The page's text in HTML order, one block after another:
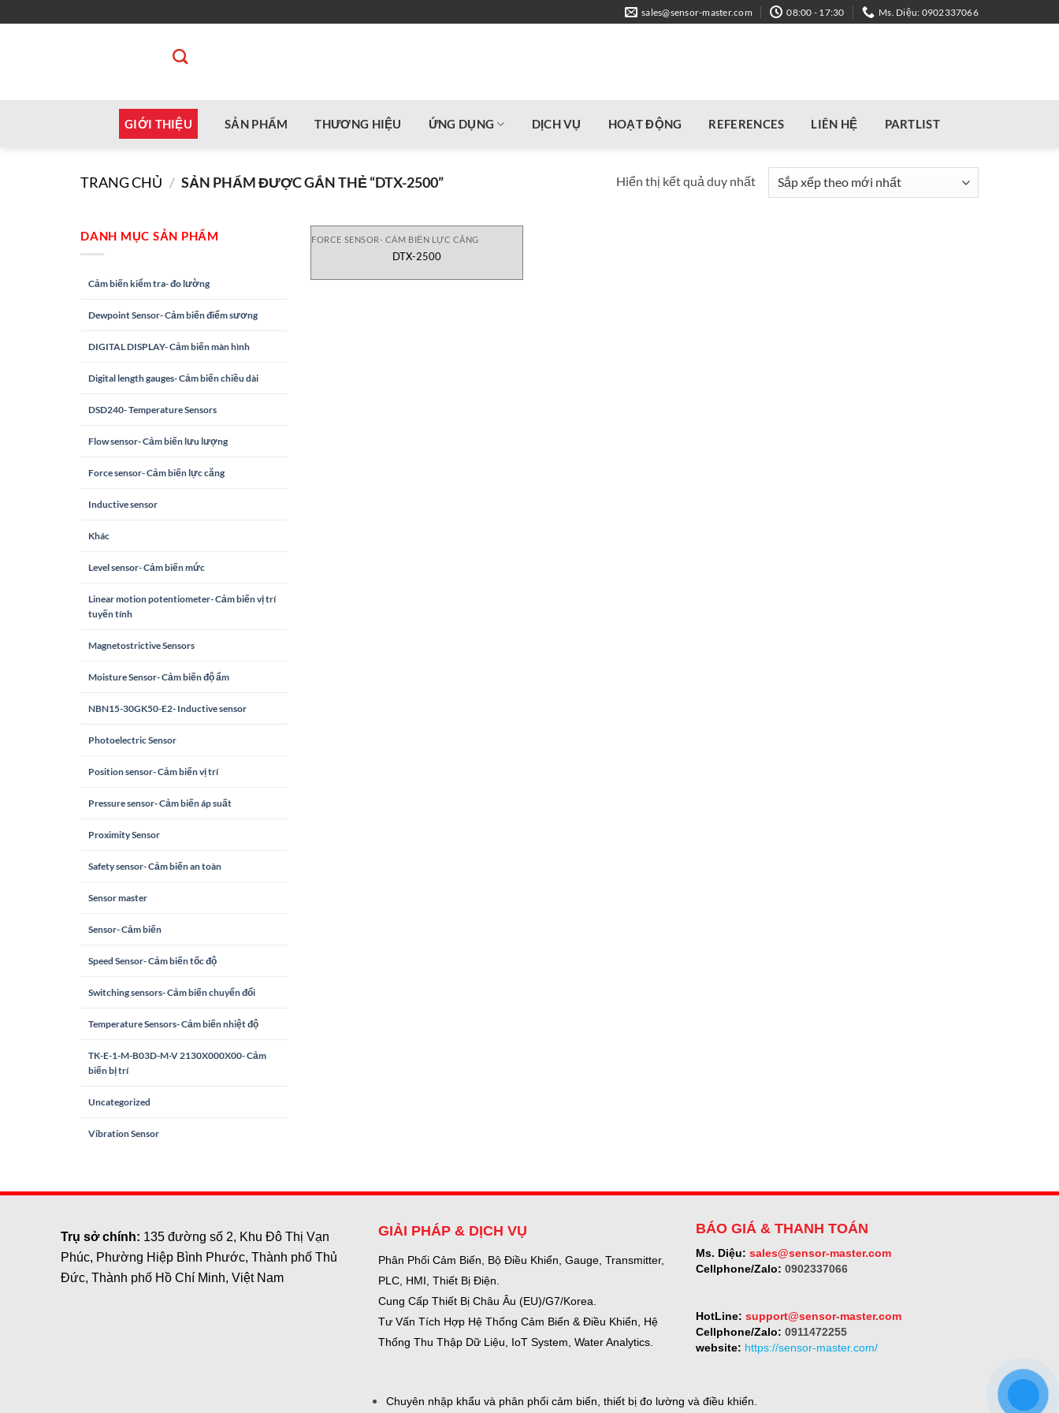
qua
sales@sensor-master.com 08:00 - 17:30 Ms. Diệu: 0902337066
GIỚI THIỆU SẢN PHẨM THƯƠNG HIỆU ỨNG DỤNG DỊCH VỤ HOẠT ĐỘNG REFERENCES LIÊN HỆ PARTLIST
TRANG CHỦ / SẢN PHẨM ĐƯỢC GẮN THẺ “DTX-2500” Hiển thị kết quả duy nhất
DANH MỤC SẢN PHẨM
Cảm biến kiểm tra- đo lường
Dewpoint Sensor- Cảm biến điểm sương
DIGITAL DISPLAY- Cảm biến màn hình
Digital length gauges- Cảm biến chiều dài
DSD240- Temperature Sensors
Flow sensor- Cảm biến lưu lượng
Force sensor- Cảm biến lực căng
Inductive sensor
Khác
Level sensor- Cảm biến mức
Linear motion potentiometer- Cảm biến vị trí
tuyến tính
Magnetostrictive Sensors
Moisture Sensor- Cảm biến độ ẩm
NBN15-30GK50-E2- Inductive sensor
Photoelectric Sensor
Position sensor- Cảm biến vị trí
Pressure sensor- Cảm biến áp suất
Proximity Sensor
Safety sensor- Cảm biến an toàn
Sensor master
Sensor- Cảm biến
Speed Sensor- Cảm biến tốc độ
Switching sensors- Cảm biến chuyển đổi
Temperature Sensors- Cảm biến nhiệt độ
TK-E-1-M-B03D-M-V 2130X000X00- Cảm
biến bị trí
Uncategorized
Vibration Sensor
FORCE SENSOR- CẢM BIẾN LỰC CĂNG
DTX-2500
Trụ sở chính: 135 đường số 2, Khu Đô Thị Vạn
Phúc, Phường Hiệp Bình Phước, Thành phố Thủ
Đức, Thành phố Hồ Chí Minh, Việt Nam
GIẢI PHÁP & DỊCH VỤ
Phân Phối Cảm Biến, Bộ Điều Khiển, Gauge, Transmitter,
PLC, HMI, Thiết Bị Điện.
Cung Cấp Thiết Bị Châu Âu (EU)/G7/Korea.
Tư Vấn Tích Hợp Hệ Thống Cảm Biến & Điều Khiển, Hệ
Thống Thu Thập Dữ Liệu, IoT System, Water Analytics.
BÁO GIÁ & THANH TOÁN
Ms. Diệu: sales@sensor-master.com
Cellphone/Zalo: 0902337066
HotLine: support@sensor-master.com
Cellphone/Zalo: 0911472255
website: https://sensor-master.com/
Chuyên nhập khẩu và phân phối cảm biến, thiết bị đo lường và điều khiển.